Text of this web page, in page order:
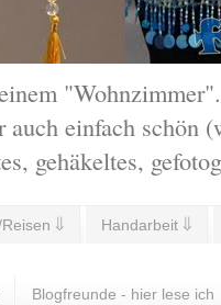
auch einfach schön
gehäkeltes,
⇓ Handarbeit ⇓
Blogfreunde - hier lese ich